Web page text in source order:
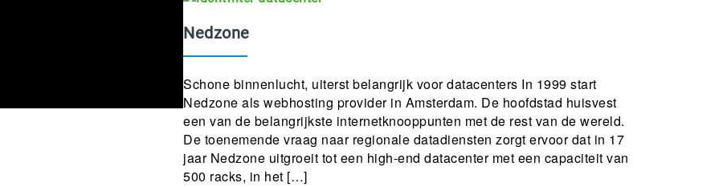
Nedzone
Schone binnenlucht, uiterst belangrijk voor datacenters In 1999 start
Nedzone als webhosting provider in Amsterdam. De hoofdstad huisvest
een van de belangrijkste internetknooppunten met de rest van de wereld.
De toenemende vraag naar regionale datadiensten zorgt ervoor dat in 17
jaar Nedzone uitgroeit tot een high-end datacenter met een capaciteit van
500 racks, in het […]